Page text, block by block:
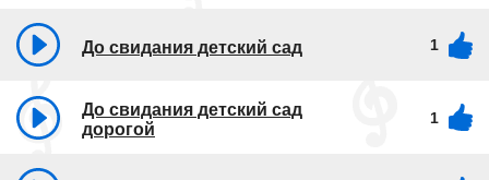
До свидания детский сад 1
До свидания детский сад
дорогой
1